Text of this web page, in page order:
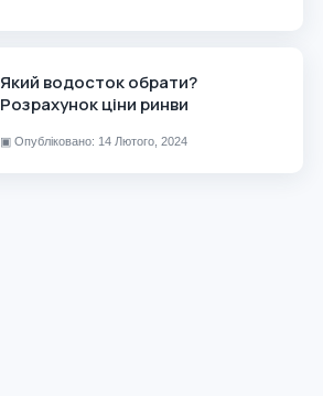
Який водосток обрати?
Розрахунок ціни ринви
▣ Опубліковано: 14 Лютого, 2024